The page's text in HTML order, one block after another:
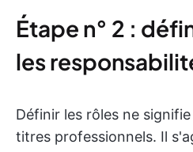
Étape n° 2 :
les
Définir les rôles ne
titres professionnels. Il